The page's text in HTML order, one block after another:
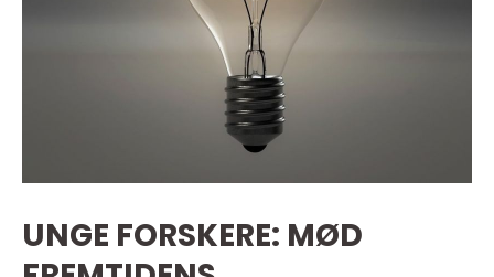
UNGE FORSKERE: MØD